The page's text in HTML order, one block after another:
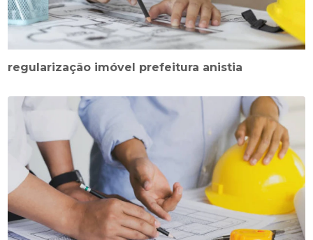
regularização imóvel prefeitura anistia